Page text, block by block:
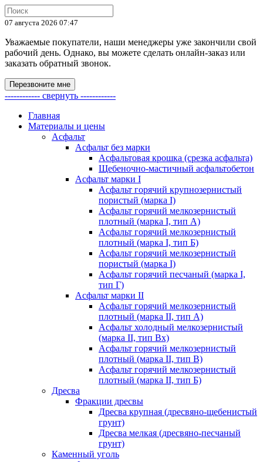
07 августа 2026 07:47
Уважаемые покупатели, наши менеджеры уже закончили свой
рабочий день. Однако, вы можете сделать онлайн-заказ или
заказать обратный звонок.
Перезвоните мне
------------ свернуть ------------
Главная
Материалы и цены
Асфальт
Асфальт без марки
Асфальтовая крошка (срезка асфальта)
Щебеночно-мастичный асфальтобетон
Асфальт марки I
Асфальт горячий крупнозернистый
пористый (марка I)
Асфальт горячий мелкозернистый
плотный (марка I, тип А)
Асфальт горячий мелкозернистый
плотный (марка I, тип Б)
Асфальт горячий мелкозернистый
пористый (марка I)
Асфальт горячий песчаный (марка I,
тип Г)
Асфальт марки II
Асфальт горячий мелкозернистый
плотный (марка II, тип А)
Асфальт холодный мелкозернистый
(марка II, тип Вх)
Асфальт горячий мелкозернистый
плотный (марка II, тип В)
Асфальт горячий мелкозернистый
плотный (марка II, тип Б)
Дресва
Фракции дресвы
Дресва крупная (дресвяно-щебенистый
грунт)
Дресва мелкая (дресвяно-песчаный
грунт)
Каменный уголь